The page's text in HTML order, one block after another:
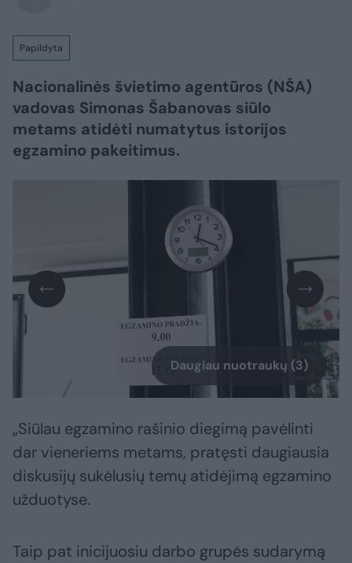
Papildyta
Nacionalinės švietimo agentūros (NŠA)
vadovas Simonas Šabanovas siūlo
metams atidėti numatytus istorijos
egzamino pakeitimus.
Daugiau nuotraukų (3)
„Siūlau egzamino rašinio diegimą pavėlinti
dar vieneriems metams, pratęsti daugiausia
diskusijų sukėlusių temų atidėjimą egzamino
užduotyse.
Taip pat inicijuosiu darbo grupės sudarymą